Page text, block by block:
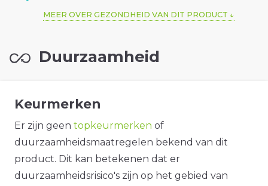
MEER OVER GEZONDHEID VAN DIT PRODUCT
Duurzaamheid
Keurmerken
Er zijn geen topkeurmerken of
duurzaamheidsmaatregelen bekend van dit
product. Dit kan betekenen dat er
duurzaamheidsrisico's zijn op het gebied van